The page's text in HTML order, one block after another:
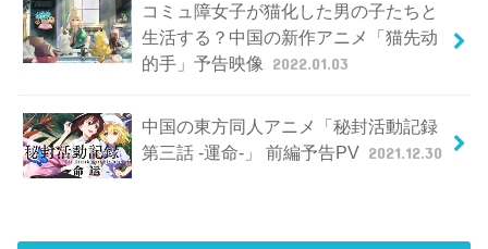
コミュ障女子が猫化した男の子たちと
生活する？中国の新作アニメ「猫先动
的手」予告映像
2022.01.03
中国の東方同人アニメ「秘封活動記録
第三話 -運命-」 前編予告PV 2021.12.30